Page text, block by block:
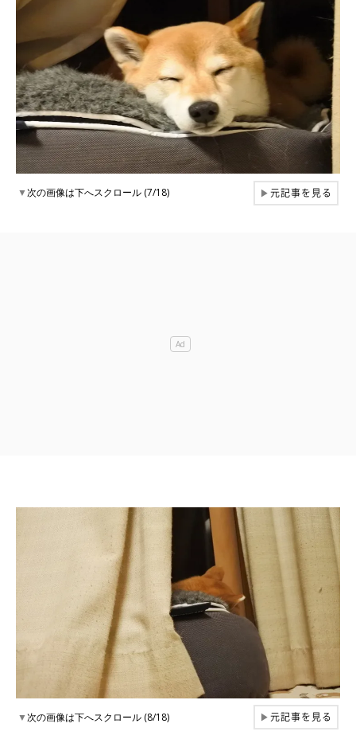
▼次の画像は下へスクロール (7/18) ▶元記事を見る
▼次の画像は下へスクロール (8/18) ▶元記事を見る